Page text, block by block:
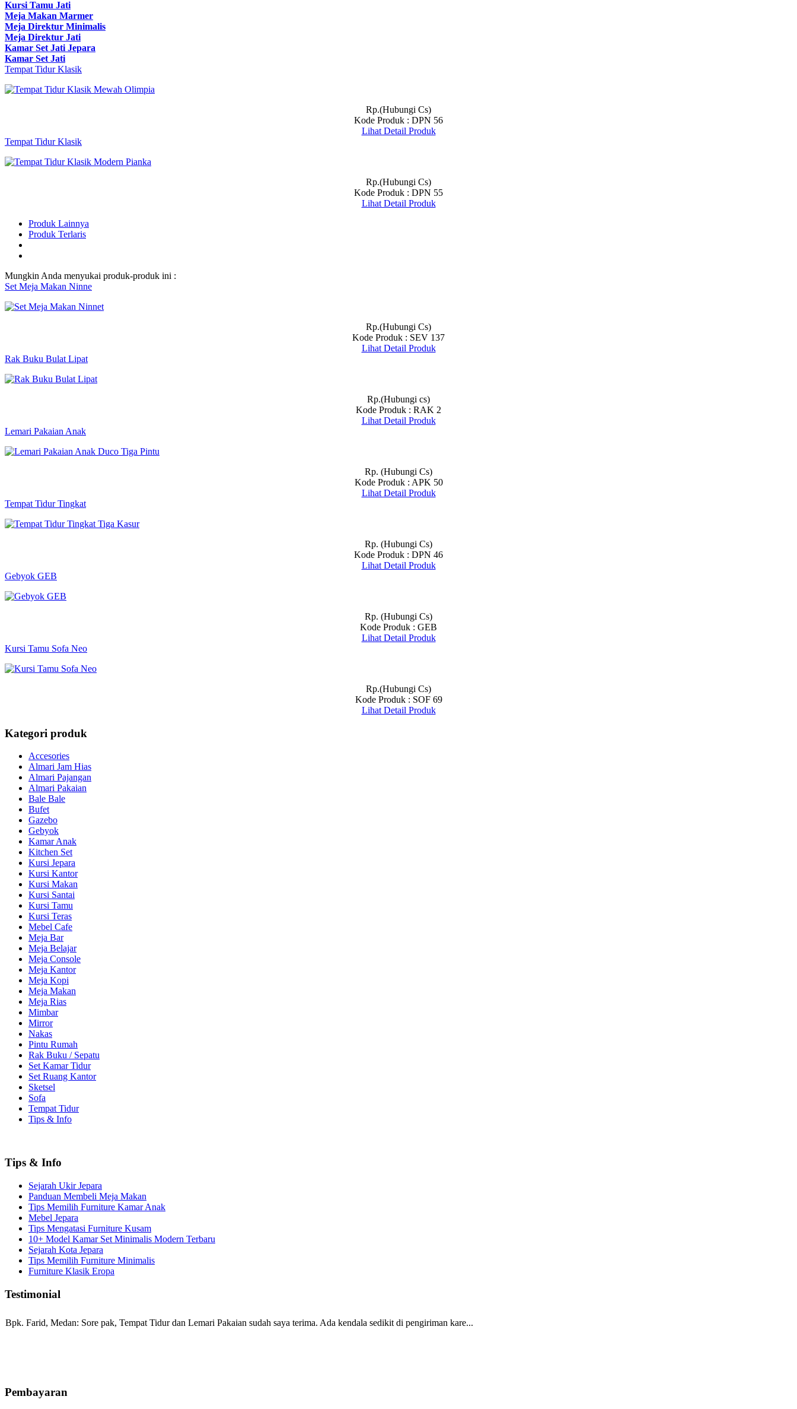
Kursi Tamu Jati
Meja Makan Marmer
Meja Direktur Minimalis
Meja Direktur Jati
Kamar Set Jati Jepara
Kamar Set Jati
Tempat Tidur Klasik
Rp.(Hubungi Cs)
Kode Produk : DPN 56
Lihat Detail Produk
Tempat Tidur Klasik
Rp.(Hubungi Cs)
Kode Produk : DPN 55
Lihat Detail Produk
Produk Lainnya
Produk Terlaris
Mungkin Anda menyukai produk-produk ini :
Set Meja Makan Ninne
Rp.(Hubungi Cs)
Kode Produk : SEV 137
Lihat Detail Produk
Rak Buku Bulat Lipat
Rp.(Hubungi cs)
Kode Produk : RAK 2
Lihat Detail Produk
Lemari Pakaian Anak
Rp. (Hubungi Cs)
Kode Produk : APK 50
Lihat Detail Produk
Tempat Tidur Tingkat
Rp. (Hubungi Cs)
Kode Produk : DPN 46
Lihat Detail Produk
Gebyok GEB
Rp. (Hubungi Cs)
Kode Produk : GEB
Lihat Detail Produk
Kursi Tamu Sofa Neo
Rp.(Hubungi Cs)
Kode Produk : SOF 69
Lihat Detail Produk
Kategori produk
Accesories
Almari Jam Hias
Almari Pajangan
Almari Pakaian
Bale Bale
Bufet
Gazebo
Gebyok
Kamar Anak
Kitchen Set
Kursi Jepara
Kursi Kantor
Kursi Makan
Kursi Santai
Kursi Tamu
Kursi Teras
Mebel Cafe
Meja Bar
Meja Belajar
Meja Console
Meja Kantor
Meja Kopi
Meja Makan
Meja Rias
Mimbar
Mirror
Nakas
Pintu Rumah
Rak Buku / Sepatu
Set Kamar Tidur
Set Ruang Kantor
Sketsel
Sofa
Tempat Tidur
Tips & Info
Tips & Info
Sejarah Ukir Jepara
Panduan Membeli Meja Makan
Tips Memilih Furniture Kamar Anak
Mebel Jepara
Tips Mengatasi Furniture Kusam
10+ Model Kamar Set Minimalis Modern Terbaru
Sejarah Kota Jepara
Tips Memilih Furniture Minimalis
Furniture Klasik Eropa
Testimonial
Bpk. Farid, Medan: Sore pak, Tempat Tidur dan Lemari Pakaian sudah saya terima. Ada kendala sedikit di pengiriman kare...
Pembayaran